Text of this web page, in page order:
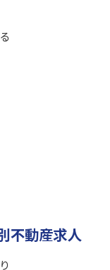
不動産求人